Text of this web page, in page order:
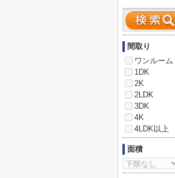
間取り
ワンルーム
1DK
2K
2LDK
3DK
4K
4LDK以上
面積